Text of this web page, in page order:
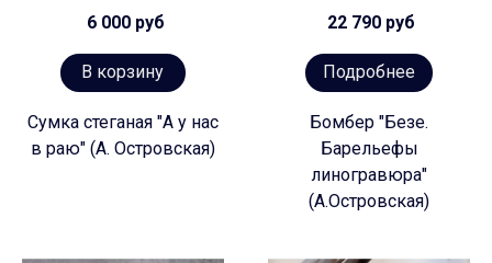
6 000 руб
В корзину
Сумка стеганая "А у нас
в раю" (А. Островская)
22 790 руб
Подробнее
Бомбер "Безе.
Барельефы
линогравюра"
(А.Островская)